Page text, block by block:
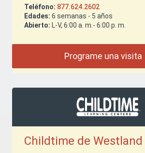
Teléfono: 877.624.2602
Edades: 6 semanas - 5 años
Abierto: L-V, 6:00 a. m.- 6:00 p. m.
Programe una visita
Childtime de Westland